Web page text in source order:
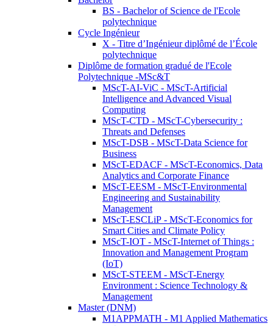
BS - Bachelor of Science de l'Ecole
polytechnique
Cycle Ingénieur
X - Titre d’Ingénieur diplômé de l’École
polytechnique
Diplôme de formation gradué de l'Ecole
Polytechnique -MSc&T
MScT-AI-ViC - MScT-Artificial
Intelligence and Advanced Visual
Computing
MScT-CTD - MScT-Cybersecurity :
Threats and Defenses
MScT-DSB - MScT-Data Science for
Business
MScT-EDACF - MScT-Economics, Data
Analytics and Corporate Finance
MScT-EESM - MScT-Environmental
Engineering and Sustainability
Management
MScT-ESCLiP - MScT-Economics for
Smart Cities and Climate Policy
MScT-IOT - MScT-Internet of Things :
Innovation and Management Program
(IoT)
MScT-STEEM - MScT-Energy
Environment : Science Technology &
Management
Master (DNM)
M1APPMATH - M1 Applied Mathematics